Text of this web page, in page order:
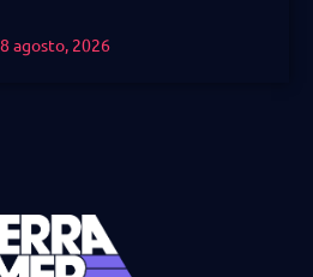
8 agosto, 2026